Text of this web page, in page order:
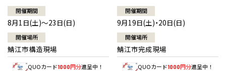
開催期間
8月1日(土)～23日(日)
開催場所
鯖江市構造現場
QUOカード1000円分進呈中！
開催期間
9月19日(土)・20日(日)
開催場所
鯖江市完成現場
QUOカード1000円分進呈中！